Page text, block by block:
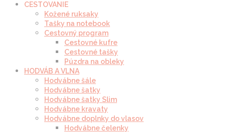
CESTOVANIE
Kožené ruksaky
Tašky na notebook
Cestovný program
Cestovné kufre
Cestovné tašky
Púzdra na obleky
HODVÁB A VLNA
Hodvábne šále
Hodvábne šatky
Hodvábne šatky Slim
Hodvábne kravaty
Hodvábne doplnky do vlasov
Hodvábne čelenky